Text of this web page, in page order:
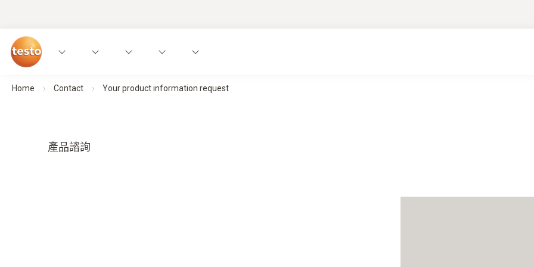
Home Contact Your product information request
產品諮詢